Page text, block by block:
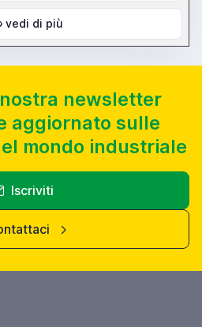
vedi di più
newsletter
aggiornato sulle
mondo industriale
Iscriviti